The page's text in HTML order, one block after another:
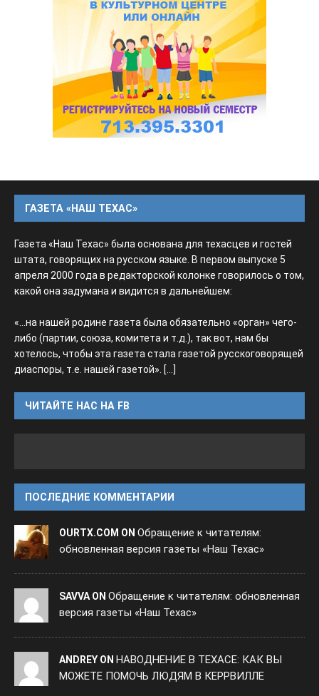
ГАЗЕТА «НАШ ТЕХАС»
Газета «Наш Техас» была основана для техасцев и гостей
штата, говорящих на русском языке. В первом выпуске 5
апреля 2000 года в редакторской колонке говорилось о том,
какой она задумана и видится в дальнейшем:
«...на нашей родине газета была обязательно «орган» чего-
либо (партии, союза, комитета и т.д.), так вот, нам бы
хотелось, чтобы эта газета стала газетой русскоговорящей
диаспоры, т.е. нашей газетой». [...]
ЧИТАЙТЕ НАС НА FB
ПОСЛЕДНИЕ КОММЕНТАРИИ
OURTX.COM ON Обращение к читателям:
обновленная версия газеты «Наш Техас»
SAVVA ON Обращение к читателям: обновленная
версия газеты «Наш Техас»
ANDREY ON НАВОДНЕНИЕ В ТЕХАСЕ: КАК ВЫ
МОЖЕТЕ ПОМОЧЬ ЛЮДЯМ В КЕРРВИЛЛЕ